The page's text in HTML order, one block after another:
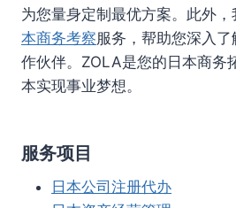
为您量身定制最优方案。此外
本商务考察服务，帮助您深入
作伙伴。ZOLA是您的日本商务
本实现事业梦想。
服务项目
日本公司注册代办